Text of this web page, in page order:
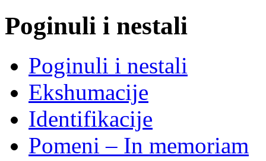
Poginuli i nestali
Poginuli i nestali
Ekshumacije
Identifikacije
Pomeni – In memoriam